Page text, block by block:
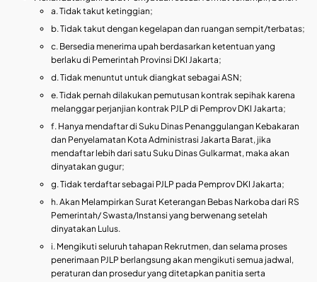
a. Tidak takut ketinggian;
b. Tidak takut dengan kegelapan dan ruangan sempit/terbatas;
c. Bersedia menerima upah berdasarkan ketentuan yang
berlaku di Pemerintah Provinsi DKI Jakarta;
d. Tidak menuntut untuk diangkat sebagai ASN;
e. Tidak pernah dilakukan pemutusan kontrak sepihak karena
melanggar perjanjian kontrak PJLP di Pemprov DKI Jakarta;
f. Hanya mendaftar di Suku Dinas Penanggulangan Kebakaran
dan Penyelamatan Kota Administrasi Jakarta Barat, jika
mendaftar lebih dari satu Suku Dinas Gulkarmat, maka akan
dinyatakan gugur;
g. Tidak terdaftar sebagai PJLP pada Pemprov DKI Jakarta;
h. Akan Melampirkan Surat Keterangan Bebas Narkoba dari RS
Pemerintah/ Swasta/Instansi yang berwenang setelah
dinyatakan Lulus.
i. Mengikuti seluruh tahapan Rekrutmen, dan selama proses
penerimaan PJLP berlangsung akan mengikuti semua jadwal,
peraturan dan prosedur yang ditetapkan panitia serta